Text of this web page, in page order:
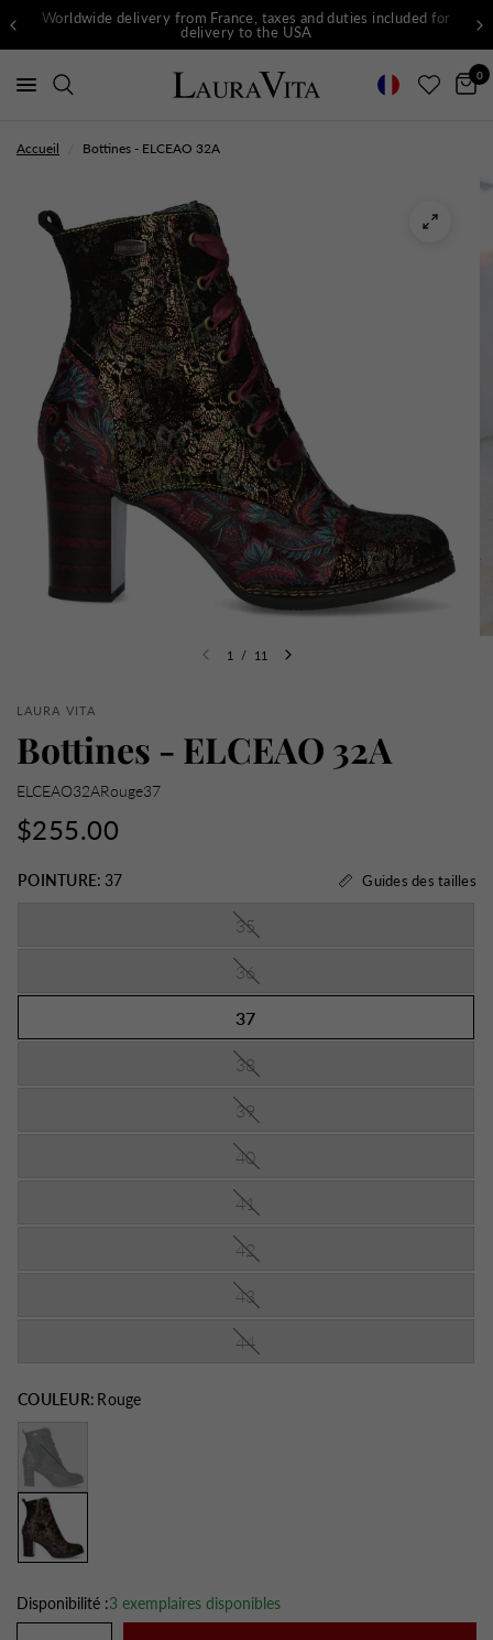
Worldwide delivery from France, taxes and duties included for
delivery to the USA
0
Accueil Bottines - ELCEAO 32A
1 / 11
LAURA VITA
Bottines - ELCEAO 32A
ELCEAO32ARouge37
$255.00
POINTURE: 37 Guides des tailles
35
36
37
38
39
40
41
42
43
44
COULEUR: Rouge
Noir
Disponibilité :3 exemplaires disponibles